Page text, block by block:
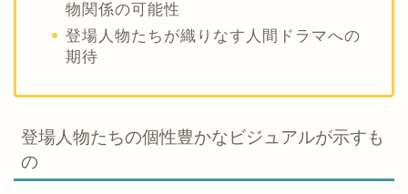
物関係の可能性
登場人物たちが織りなす人間ドラマへの
期待
登場人物たちの個性豊かなビジュアルが示すも
の